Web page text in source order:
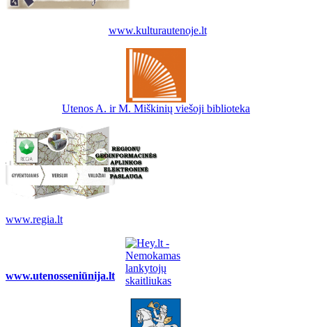
www.kulturautenoje.lt
Utenos A. ir M. Miškinių viešoji biblioteka
www.regia.lt
www.utenosseniūnija.lt